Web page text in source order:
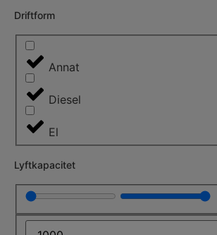
Driftform
Annat
Diesel
El
Lyftkapacitet